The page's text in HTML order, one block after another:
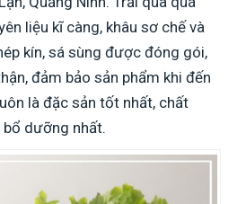
liệu kĩ càng, khâu sơ chế và
kín, sá sùng được đóng gói,
đảm bảo sản phẩm khi đến
là đặc sản tốt nhất, chất
dưỡng nhất.